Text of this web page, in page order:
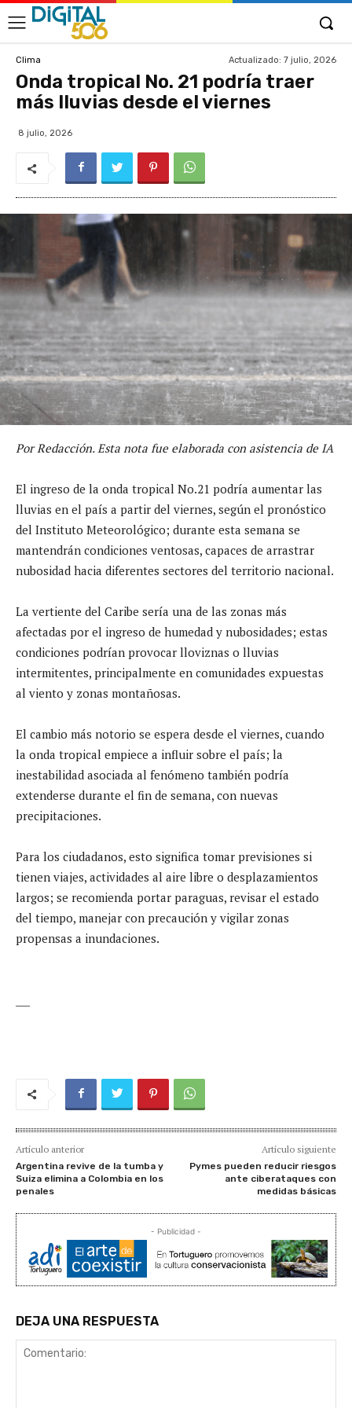
Clima Actualizado: 7 julio, 2026
Onda tropical No. 21 podría traer
más lluvias desde el viernes
8 julio, 2026
Por Redacción. Esta nota fue elaborada con asistencia de IA
El ingreso de la onda tropical No.21 podría aumentar las
lluvias en el país a partir del viernes, según el pronóstico
del Instituto Meteorológico; durante esta semana se
mantendrán condiciones ventosas, capaces de arrastrar
nubosidad hacia diferentes sectores del territorio nacional.
La vertiente del Caribe sería una de las zonas más
afectadas por el ingreso de humedad y nubosidades; estas
condiciones podrían provocar lloviznas o lluvias
intermitentes, principalmente en comunidades expuestas
al viento y zonas montañosas.
El cambio más notorio se espera desde el viernes, cuando
la onda tropical empiece a influir sobre el país; la
inestabilidad asociada al fenómeno también podría
extenderse durante el fin de semana, con nuevas
precipitaciones.
Para los ciudadanos, esto significa tomar previsiones si
tienen viajes, actividades al aire libre o desplazamientos
largos; se recomienda portar paraguas, revisar el estado
del tiempo, manejar con precaución y vigilar zonas
propensas a inundaciones.
Artículo anterior
Argentina revive de la tumba y
Suiza elimina a Colombia en los
penales
Artículo siguiente
Pymes pueden reducir riesgos
ante ciberataques con
medidas básicas
- Publicidad -
DEJA UNA RESPUESTA